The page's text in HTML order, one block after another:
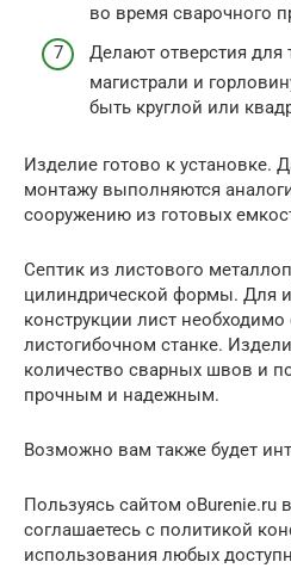
во время сварочного
Делают отверстия для
магистрали и
быть круглой или
Изделие готово к установке.
монтажу выполняются
сооружению из готовых
Септик из листового
цилиндрической формы. Для
конструкции лист
листогибочном станке.
количество сварных швов и
прочным и надежным.
Возможно вам также будет
Пользуясь сайтом oBurenie.ru
соглашаетесь с политикой
использования любых